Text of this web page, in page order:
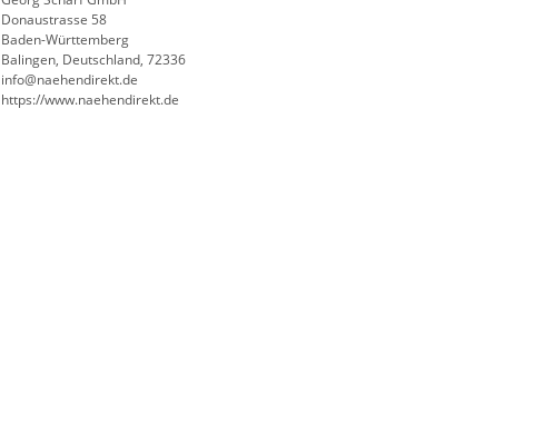
Donaustrasse 58
Baden-Württemberg
Balingen, Deutschland, 72336
info@naehendirekt.de
https://www.naehendirekt.de